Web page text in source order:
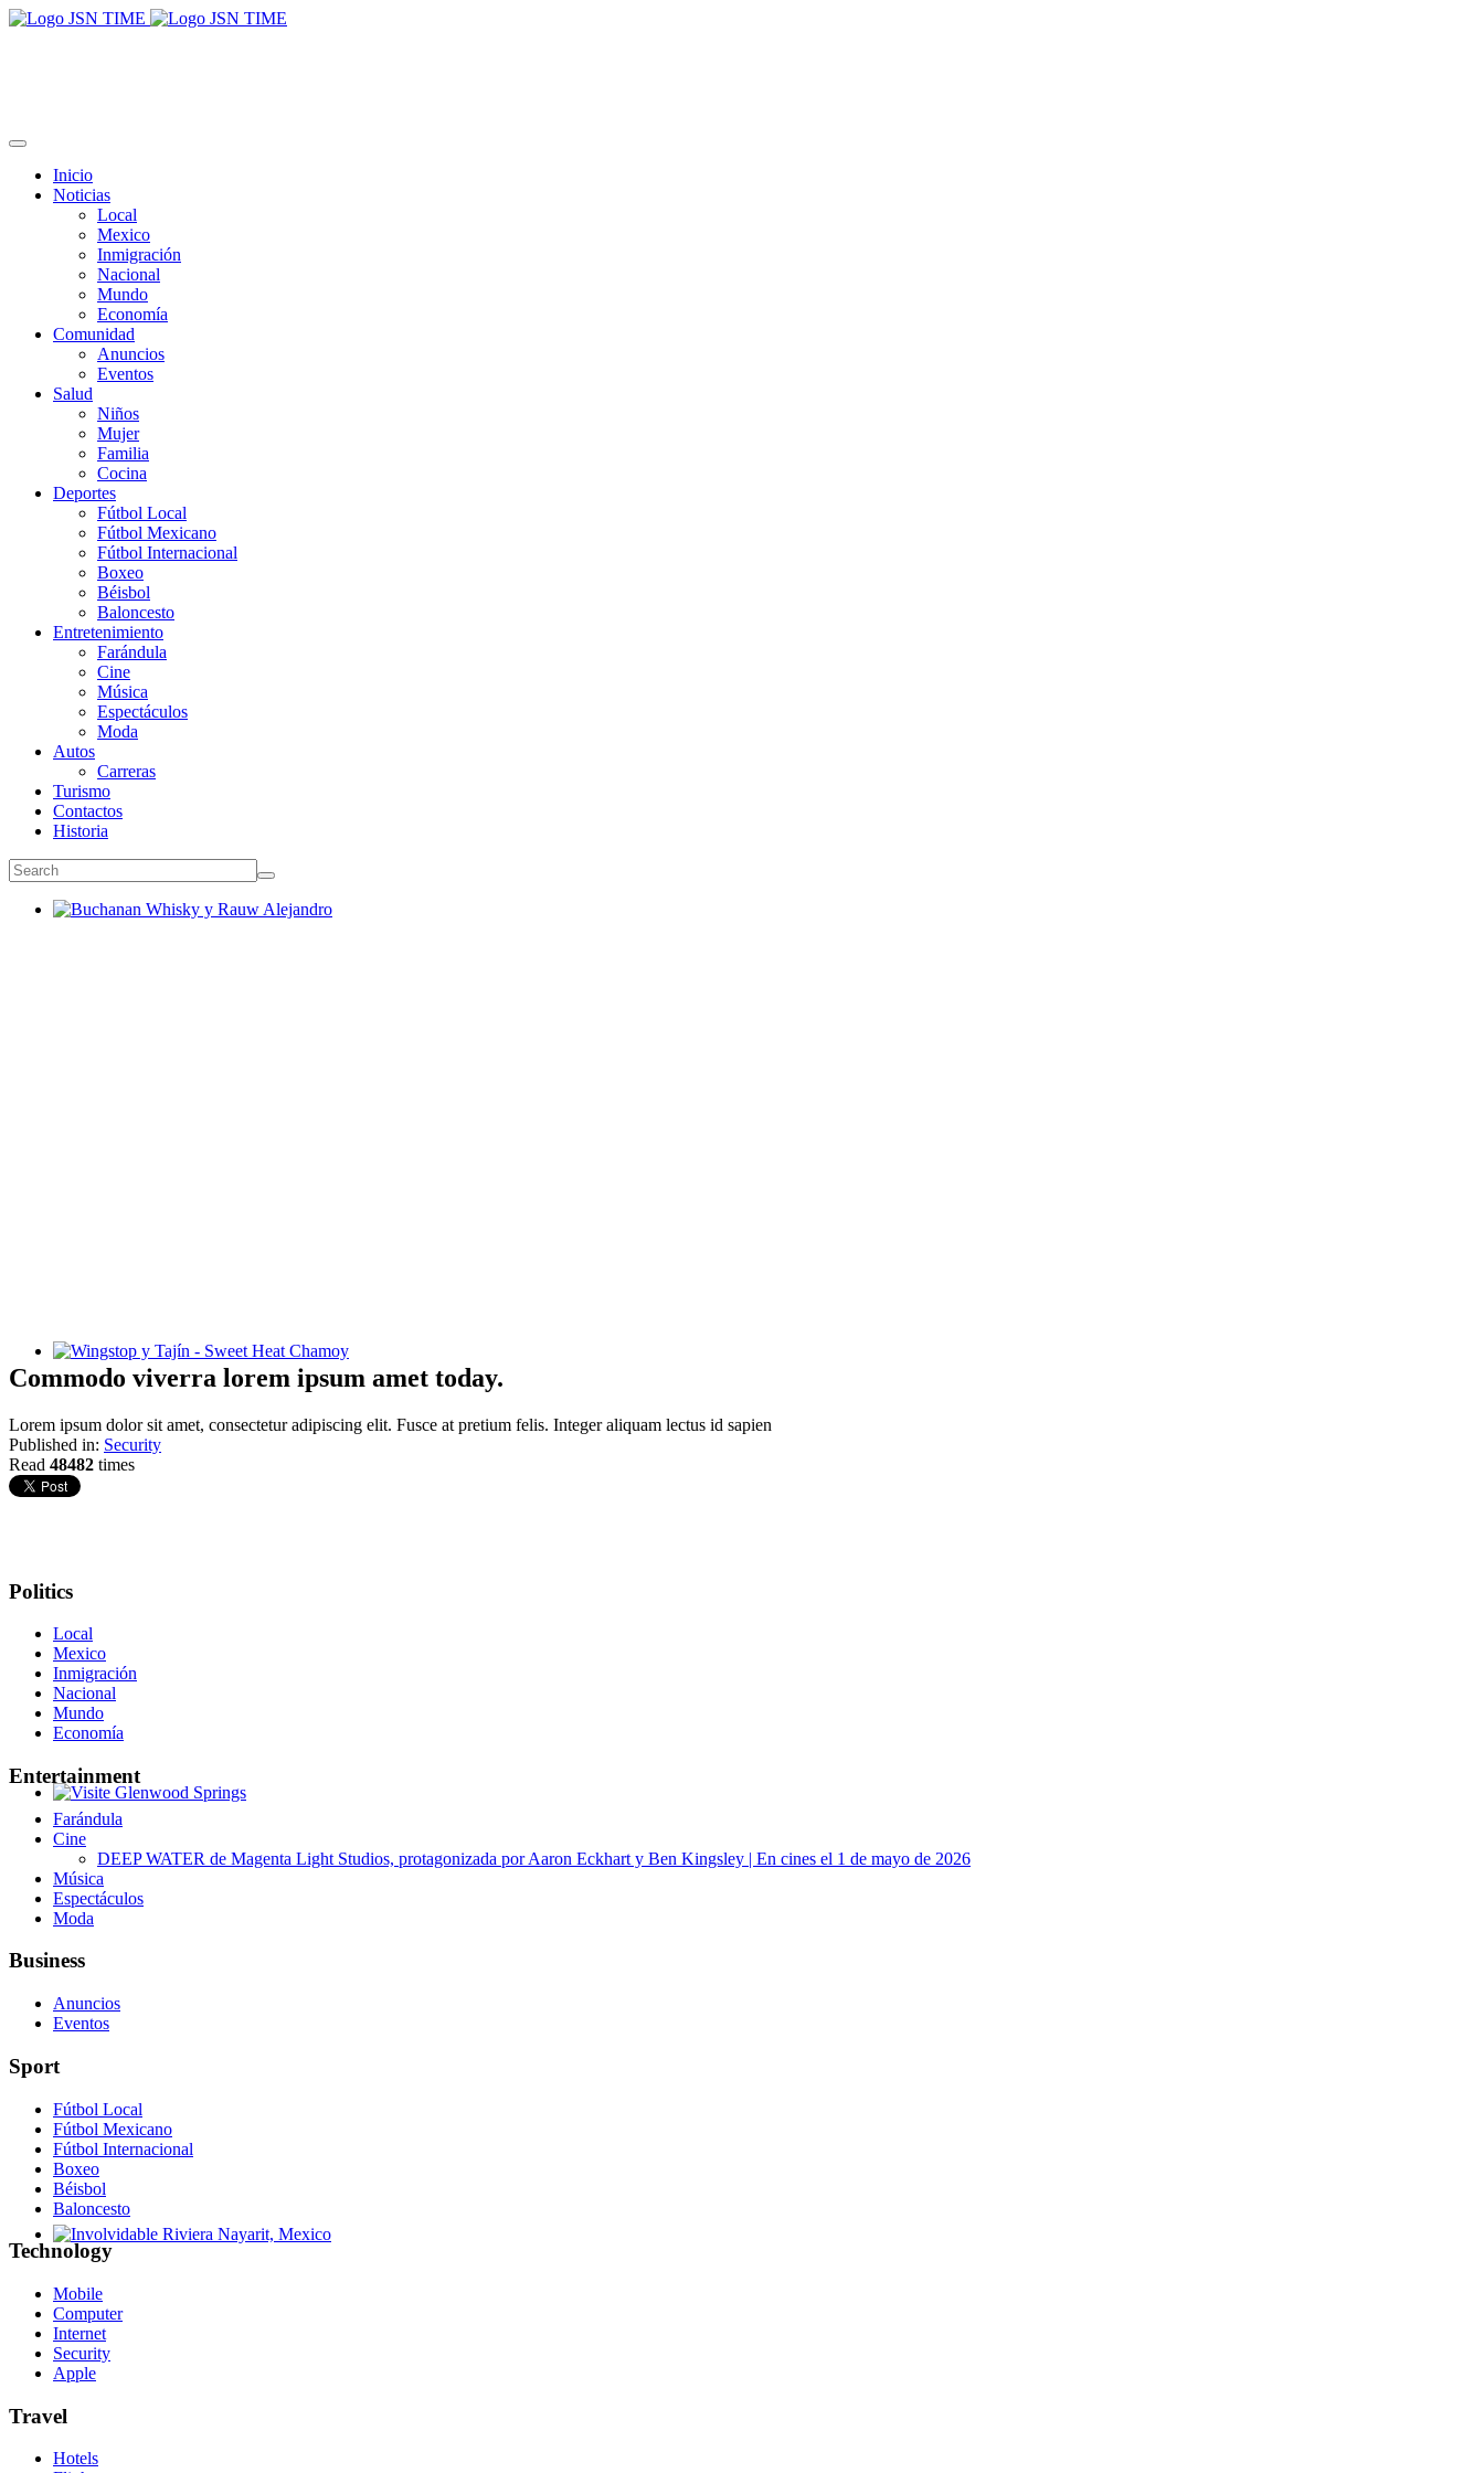
Inicio
Noticias
Local
Mexico
Inmigración
Nacional
Mundo
Economía
Comunidad
Anuncios
Eventos
Salud
Niños
Mujer
Familia
Cocina
Deportes
Fútbol Local
Fútbol Mexicano
Fútbol Internacional
Boxeo
Béisbol
Baloncesto
Entretenimiento
Farándula
Cine
Música
Espectáculos
Moda
Autos
Carreras
Turismo
Contactos
Historia
Wingstop y Tajín - Sweet Heat Chamoy
Glenwood Springs - Bello y Encantador
Involvidable Riviera Nayarit, Mexico
Commodo viverra lorem ipsum amet today.
Lorem ipsum dolor sit amet, consectetur adipiscing elit. Fusce at pretium felis. Integer aliquam lectus id sapien
Published in: Security
Read 48482 times
Politics
Local
Mexico
Inmigración
Nacional
Mundo
Economía
Entertainment
Farándula
Cine
DEEP WATER de Magenta Light Studios, protagonizada por Aaron Eckhart y Ben Kingsley | En cines el 1 de mayo de 2026
Música
Espectáculos
Moda
Business
Anuncios
Eventos
Sport
Fútbol Local
Fútbol Mexicano
Fútbol Internacional
Boxeo
Béisbol
Baloncesto
Technology
Mobile
Computer
Internet
Security
Apple
Travel
Hotels